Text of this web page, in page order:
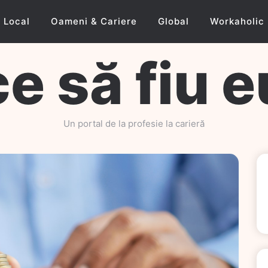
Local Oameni & Cariere Global Workaholic
să fiu
Un portal de la profesie la carieră